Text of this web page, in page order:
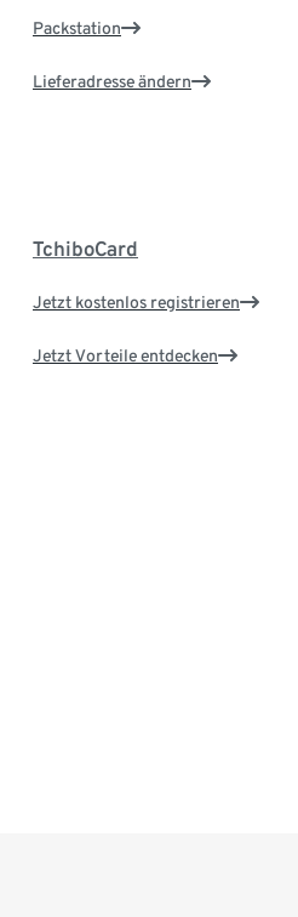
Packstation
Lieferadresse ändern
TchiboCard
Jetzt kostenlos registrieren
Jetzt Vorteile entdecken